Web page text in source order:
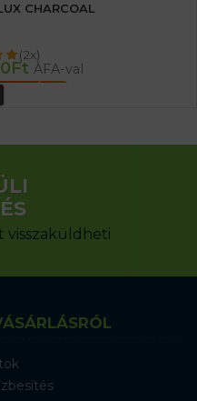
CHARCOAL
(2x)
Ft ÁFA-val
visszaküldheti